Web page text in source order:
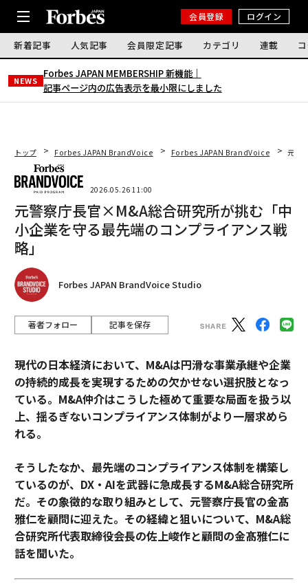
会員登録 ログイン
新着記事 人気記事 会員限定記事 カテゴリ 連載
NEWS
Forbes JAPAN MEMBERSHIP 新機能｜
記事ページ内の広告表示を最小限にしました
トップ Forbes JAPAN BrandVoice Forbes JAPAN BrandVoice 元警
2026.05.26 11:00
元警察庁長官×M&A総合研究所が挑む「中
小企業を守る最先端のコンプライアンス戦
略」
Forbes JAPAN BrandVoice Studio
著者フォロー 記事を保存
現代の日本経済において、M&Aは円滑な事業承継や企業
の持続的成長を実現するための欠かせない選択肢となっ
ている。M&A仲介はこうした極めて重要な局面を扱う以
上、揺るぎないコンプライアンス体制がより一層求めら
れる。
そうしたなか、最先端のコンプライアンス体制を構築し
ているのが、DX・AIを武器に急成長するM&A総合研究所
だ。その象徴的な取り組みとして、元警察庁長官の金髙
雅仁を顧問に迎えた。その経緯と狙いについて、M&A総
合研究所代表取締役会長の佐上峻作と顧問の金髙雅仁に
話を聞いた。